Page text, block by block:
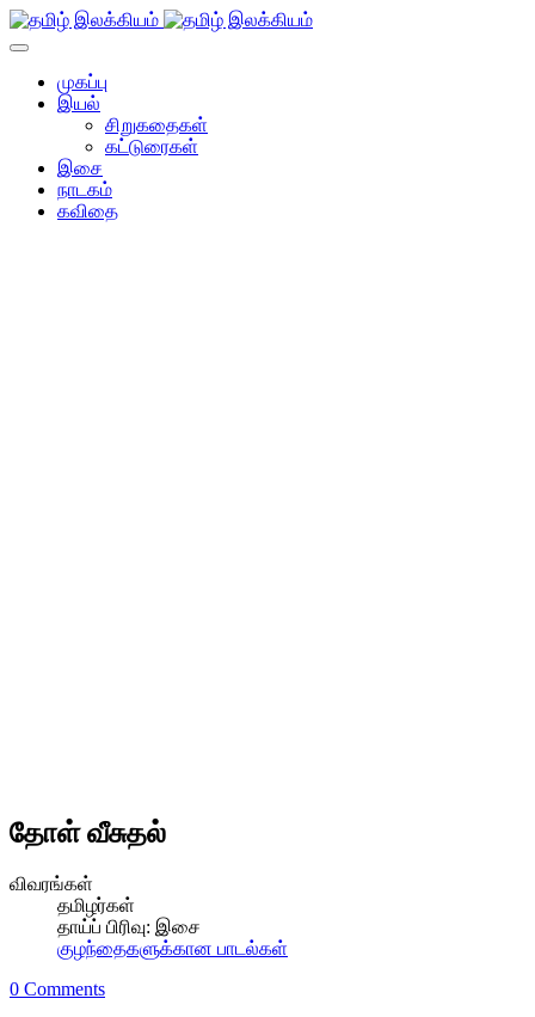
முகப்பு
இயல்
சிறுகதைகள்
கட்டுரைகள்
இசை
நாடகம்
கவிதை
தோள் வீசுதல்
விவரங்கள்
தமிழர்கள்
தாய்ப் பிரிவு: இசை
குழந்தைகளுக்கான பாடல்கள்
0 Comments